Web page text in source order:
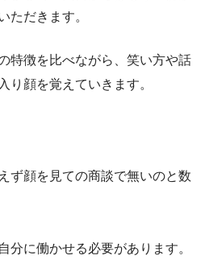
ただきます。
特徴を比べながら、笑い方や話
り顔を覚えていきます。
ず顔を見ての商談で無いのと数
分に働かせる必要があります。